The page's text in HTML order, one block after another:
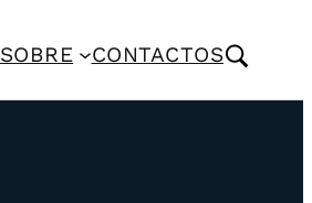
SOBRE CONTACTOS